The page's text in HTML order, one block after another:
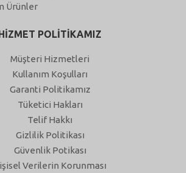
Ürünler
POLİTİKAMIZ
Müşteri Hizmetleri
Kullanım Koşulları
Garanti Politikamız
Tüketici Hakları
Telif Hakkı
Gizlilik Politikası
Güvenlik Potikası
Verilerin Korunması